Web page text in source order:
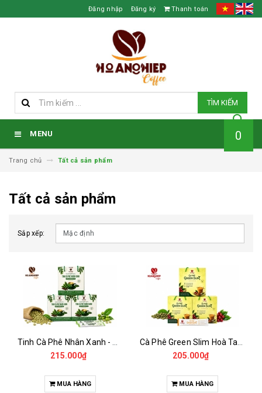
Đăng nhập Đăng ký Thanh toán
TÌM KIẾM
MENU 0
Trang chủ Tất cả sản phẩm
Tất cả sản phẩm
Sắp xếp:
215.000₫
MUA HÀNG
205.000₫
MUA HÀNG